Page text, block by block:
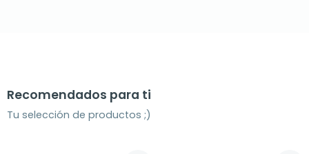
Recomendados para ti
Tu selección de productos ;)